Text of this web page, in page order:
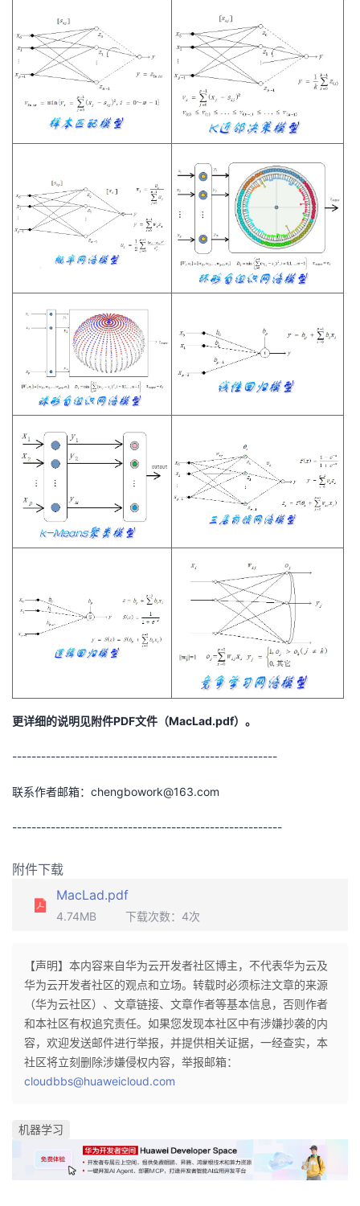
课
程
的
认
我
的
我
藏
术
支
云
声
更详细的说明见附件PDF文件（MacLad.pdf）。
-------------------------------------------------------
联系作者邮箱：chengbowork@163.com
--------------------------------------------------------
附件下载
MacLad.pdf
4.74MB 下载次数： 4次
【声明】本内容来自华为云开发者社区博主，不代表华为云及
华为云开发者社区的观点和立场。转载时必须标注文章的来源
（华为云社区）、文章链接、文章作者等基本信息，否则作者
和本社区有权追究责任。如果您发现本社区中有涉嫌抄袭的内
容，欢迎发送邮件进行举报，并提供相关证据，一经查实，本
社区将立刻删除涉嫌侵权内容，举报邮箱：
cloudbbs@huaweicloud.com
机器学习